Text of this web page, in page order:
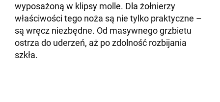
wyposażoną w klipsy molle. Dla żołnierzy
właściwości tego noża są nie tylko praktyczne –
są wręcz niezbędne. Od masywnego grzbietu
ostrza do uderzeń, aż po zdolność rozbijania
szkła.